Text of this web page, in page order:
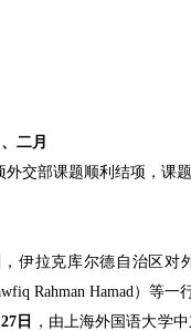
二月
外交部课题顺利结项，课
，伊拉克库尔德自治区对
Rahman Hamad）等一
27 日 ，由上海外国语大学